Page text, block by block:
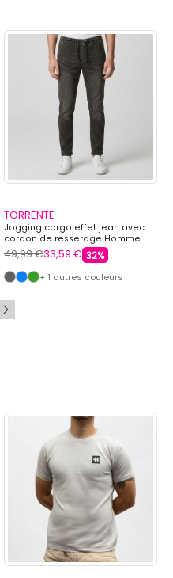
TORRENTE
Jogging cargo effet jean avec
cordon de resserage Homme
TORRENTE
49,99 €33,59 € 32%
+ 1 autres couleurs